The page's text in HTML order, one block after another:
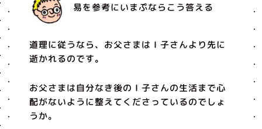
易を参考にいまぷならこう答える
道理に従うなら、お父さまはＩ子さんより先に
逝かれるのです。
お父さまは自分なき後のＩ子さんの生活まで心
配がないように整えてくださっているのでしょ
うか。